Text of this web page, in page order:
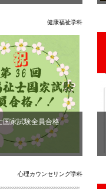
健康福祉学科
国家試験全員合格
心理カウンセリング学科